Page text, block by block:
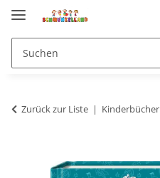
Zurück zur Liste Kinderbücher